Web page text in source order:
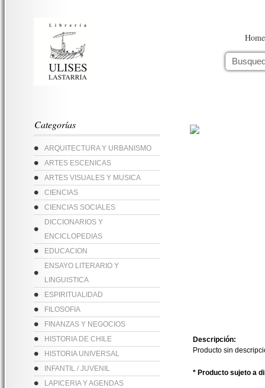
Home
Categorías
ARQUITECTURA Y URBANISMO
ARTES ESCENICAS
ARTES VISUALES Y MUSICA
CIENCIAS
CIENCIAS SOCIALES
DICCIONARIOS Y
ENCICLOPEDIAS
EDUCACION
ENSAYO LITERARIO Y
LINGUISTICA
ESPIRITUALIDAD
FILOSOFIA
FINANZAS Y NEGOCIOS
HISTORIA DE CHILE
HISTORIA UNIVERSAL
INFANTIL / JUVENIL
LAPICERIA Y AGENDAS
Descripción:
Producto sin
* Producto sujeto a